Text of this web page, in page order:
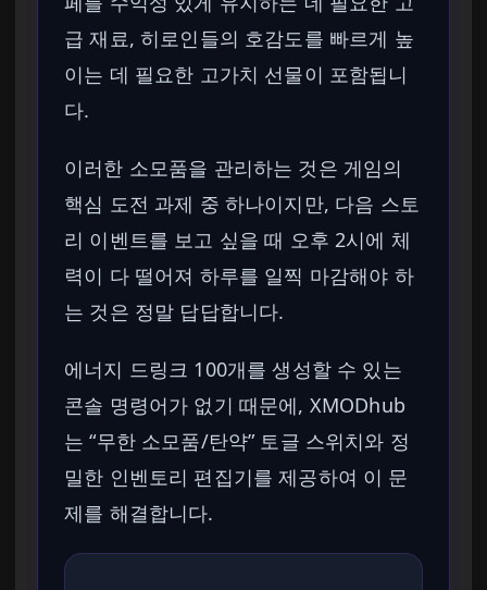
급 재료, 히로인들의 호감도를 빠르게 높
이는 데 필요한 고가치 선물이 포함됩니
다.
이러한 소모품을 관리하는 것은 게임의
핵심 도전 과제 중 하나이지만, 다음 스토
리 이벤트를 보고 싶을 때 오후 2시에 체
력이 다 떨어져 하루를 일찍 마감해야 하
는 것은 정말 답답합니다.
에너지 드링크 100개를 생성할 수 있는
콘솔 명령어가 없기 때문에, XMODhub
는 “무한 소모품/탄약” 토글 스위치와 정
밀한 인벤토리 편집기를 제공하여 이 문
제를 해결합니다.